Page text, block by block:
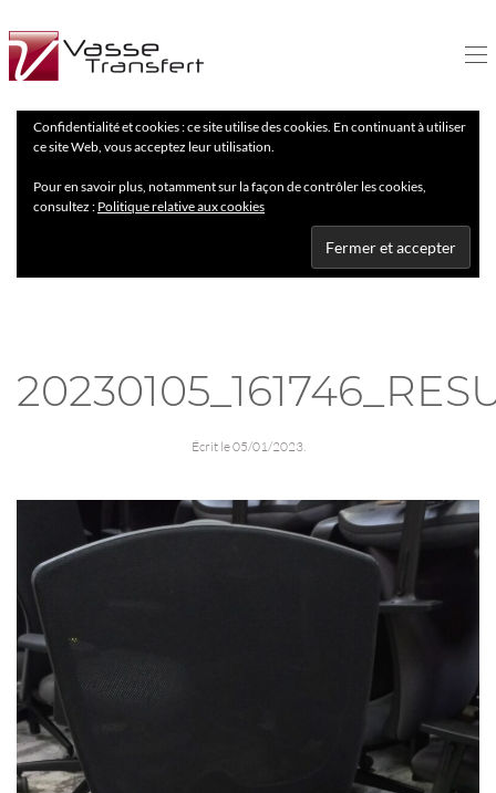
Confidentialité et cookies : ce site utilise des cookies. En continuant à utiliser
ce site Web, vous acceptez leur utilisation.
Pour en savoir plus, notamment sur la façon de contrôler les cookies,
consultez : Politique relative aux cookies
Écrit le05/01/2023.